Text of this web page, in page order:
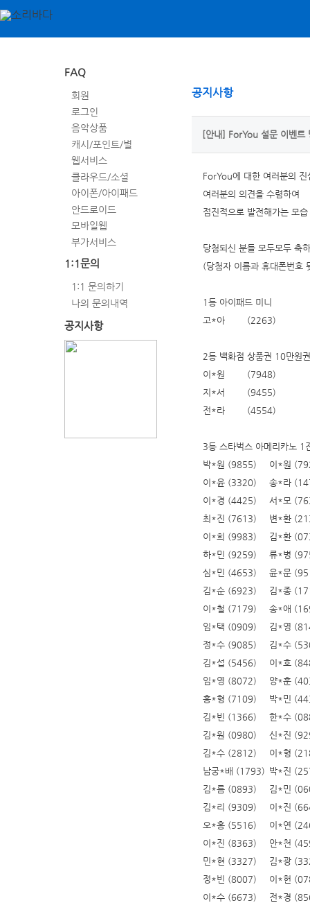
FAQ
회원
로그인
음악상품
캐시/포인트/별
웹서비스
클라우드/소셜
아이폰/아이패드
안드로이드
모바일웹
부가서비스
1:1문의
1:1 문의하기
나의 문의내역
공지사항
공지사항
[안내] ForYou 설문 이벤트
ForYou에 대한 여러분의
여러분의 의견을 수렴하여
점진적으로 발전해가는 모
당첨되신 분들 모두모두 축
(당첨자 이름과 휴대폰번호
1등 아이패드 미니
고*아
(2263)
2등 백화점 상품권 10만원권
이*원
(7948)
지*서
(9455)
전*라
(4554)
3등 스타벅스 아메리카노 1
박*원 (9855)
이*원
이*윤 (3320)
송*라
이*경 (4425)
서*모
최*진 (7613)
변*환
이*희 (9983)
김*환
하*민 (9259)
류*병
심*민 (4653)
윤*문
김*순 (6923)
김*종
이*철 (7179)
송*애
임*택 (0909)
김*영
정*수 (9085)
김*수
김*섭 (5456)
이*호
임*영 (8072)
양*훈
홍*형 (7109)
박*민
김*빈 (1366)
한*수
김*원 (0980)
신*진
김*수 (2812)
이*형
남궁*배 (1793) 박*진
김*름 (0893)
김*민
김*리 (9309)
이*진
오*홍 (5516)
이*연
이*진 (8363)
안*천
민*현 (3327)
김*광
정*빈 (8007)
이*헌
이*수 (6673)
전*경